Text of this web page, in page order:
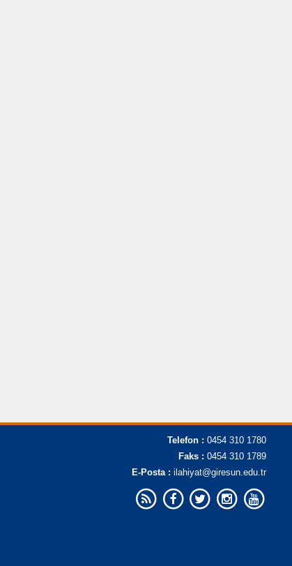
Telefon : 0454 310 1780
Faks : 0454 310 1789
E-Posta : ilahiyat@giresun.edu.tr